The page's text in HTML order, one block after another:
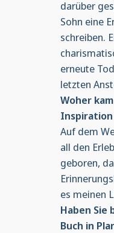
darüber
Sohn eine
schreiben.
erneute
letzten
Woher
Inspiration
Auf dem
all den
geboren,
es meinen
Haben Sie
Buch in